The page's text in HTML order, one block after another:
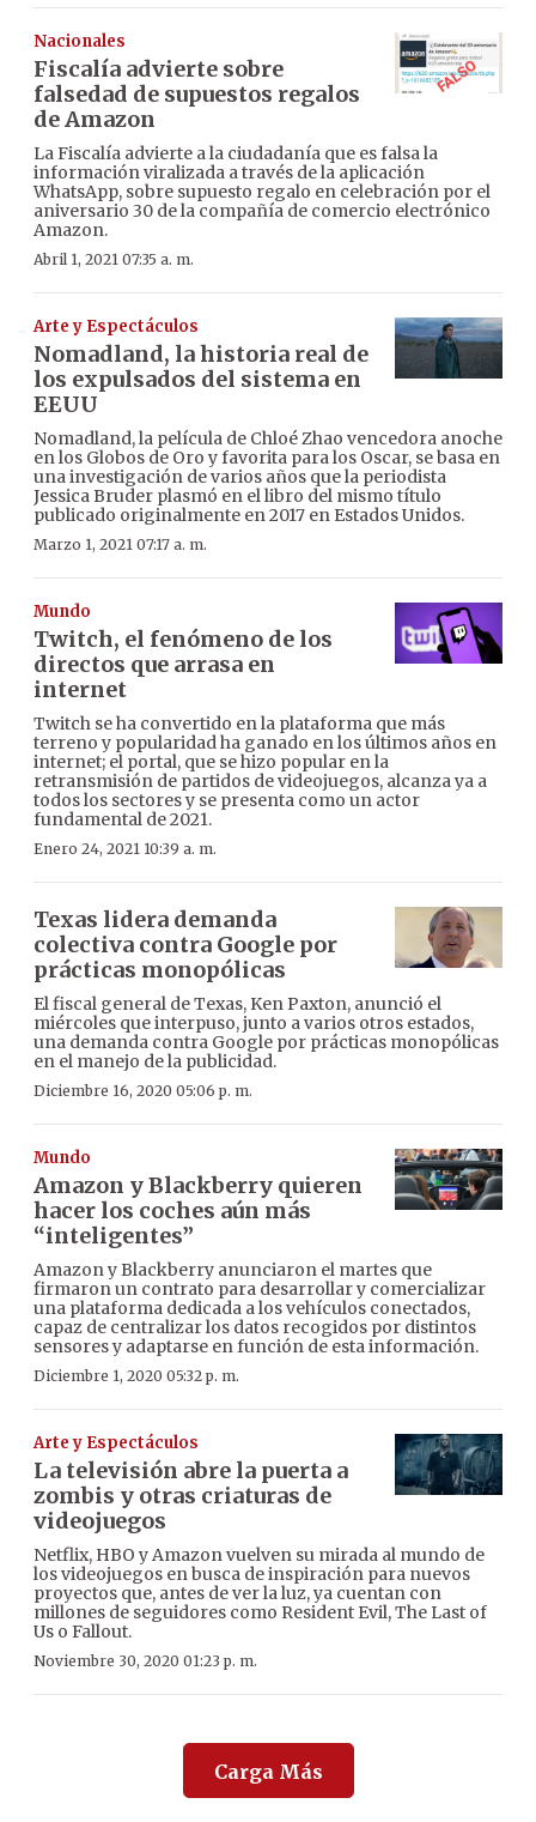
Nacionales
Fiscalía advierte sobre
falsedad de supuestos regalos
de Amazon
La Fiscalía advierte a la ciudadanía que es falsa la
información viralizada a través de la aplicación
WhatsApp, sobre supuesto regalo en celebración por el
aniversario 30 de la compañía de comercio electrónico
Amazon.
Abril 1, 2021 07:35 a. m.
Arte y Espectáculos
Nomadland, la historia real de
los expulsados del sistema en
EEUU
Nomadland, la película de Chloé Zhao vencedora anoche
en los Globos de Oro y favorita para los Oscar, se basa en
una investigación de varios años que la periodista
Jessica Bruder plasmó en el libro del mismo título
publicado originalmente en 2017 en Estados Unidos.
Marzo 1, 2021 07:17 a. m.
Mundo
Twitch, el fenómeno de los
directos que arrasa en
internet
Twitch se ha convertido en la plataforma que más
terreno y popularidad ha ganado en los últimos años en
internet; el portal, que se hizo popular en la
retransmisión de partidos de videojuegos, alcanza ya a
todos los sectores y se presenta como un actor
fundamental de 2021.
Enero 24, 2021 10:39 a. m.
Texas lidera demanda
colectiva contra Google por
prácticas monopólicas
El fiscal general de Texas, Ken Paxton, anunció el
miércoles que interpuso, junto a varios otros estados,
una demanda contra Google por prácticas monopólicas
en el manejo de la publicidad.
Diciembre 16, 2020 05:06 p. m.
Mundo
Amazon y Blackberry quieren
hacer los coches aún más
“inteligentes”
Amazon y Blackberry anunciaron el martes que
firmaron un contrato para desarrollar y comercializar
una plataforma dedicada a los vehículos conectados,
capaz de centralizar los datos recogidos por distintos
sensores y adaptarse en función de esta información.
Diciembre 1, 2020 05:32 p. m.
Arte y Espectáculos
La televisión abre la puerta a
zombis y otras criaturas de
videojuegos
Netflix, HBO y Amazon vuelven su mirada al mundo de
los videojuegos en busca de inspiración para nuevos
proyectos que, antes de ver la luz, ya cuentan con
millones de seguidores como Resident Evil, The Last of
Us o Fallout.
Noviembre 30, 2020 01:23 p. m.
Carga Más